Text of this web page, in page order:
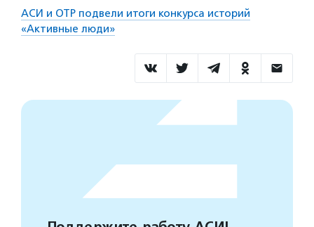
АСИ и ОТР подвели итоги конкурса историй
«Активные люди»